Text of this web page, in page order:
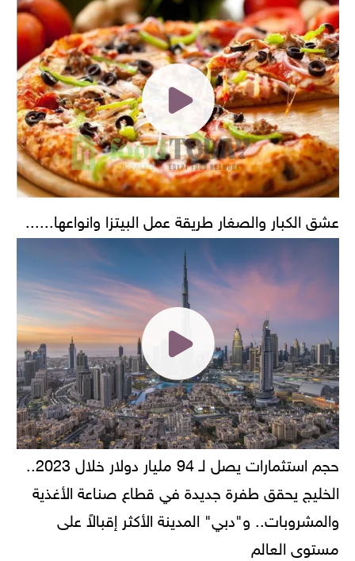
عشق الكبار والصغار طريقة عمل البيتزا وانواعها......
حجم استثمارات يصل لـ 94 مليار دولار خلال 2023..
الخليج يحقق طفرة جديدة في قطاع صناعة الأغذية
والمشروبات.. و"دبي" المدينة الأكثر إقبالاً على
مستوى العالم